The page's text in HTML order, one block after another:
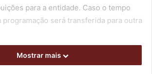
para a entidade. Caso o tempo
programação será transferida para outra
de prevenção à transmissão do
Mostrar mais